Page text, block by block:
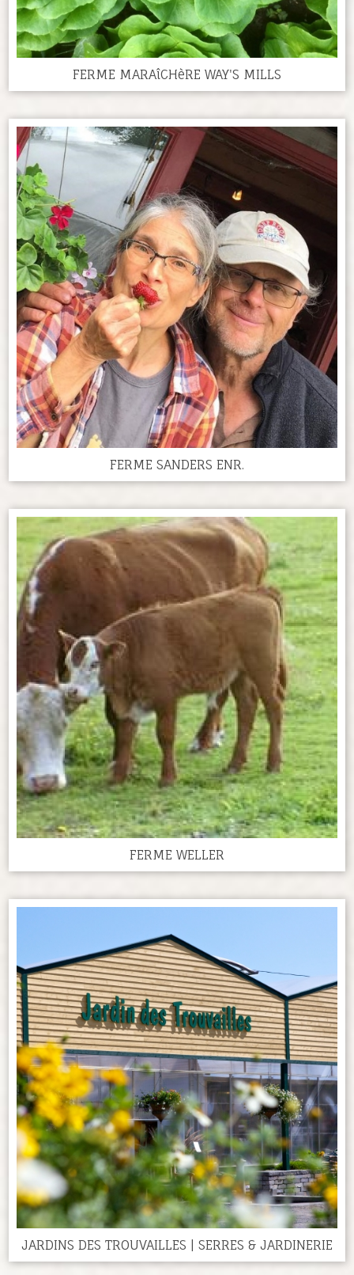
FERME MARAîCHèRE WAY'S MILLS
FERME SANDERS ENR.
FERME WELLER
JARDINS DES TROUVAILLES | SERRES & JARDINERIE